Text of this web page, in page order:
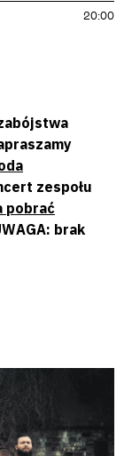
20:00
zespołu
pobrać
brak